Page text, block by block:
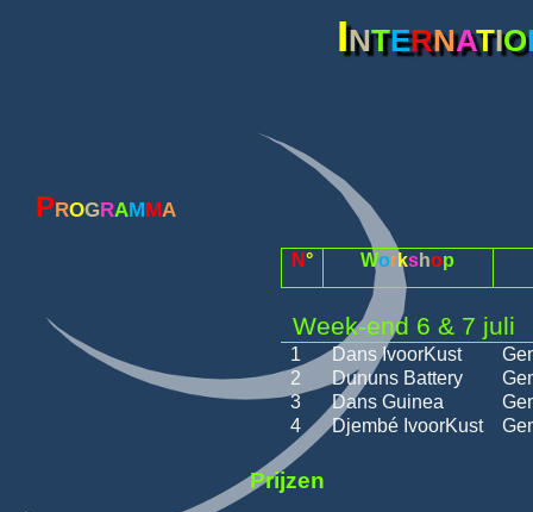
Internatio
Programma
N° Workshop
Week-end 6 & 7 juli
1 Dans IvoorKust
2
Dununs Battery
3
Dans Guinea
4
Djembé IvoorKust
Prijzen